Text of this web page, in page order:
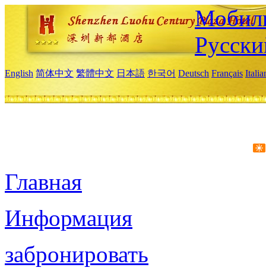
English 简体中文 繁體中文 日本語 한국어 Deutsch Français
Главная
Информация
забронировать